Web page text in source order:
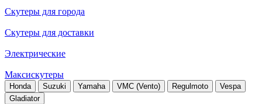
Скутеры для города
Скутеры для доставки
Электрические
Максискутеры
Honda Suzuki Yamaha VMC (Vento) Regulmoto
Vespa
Gladiator